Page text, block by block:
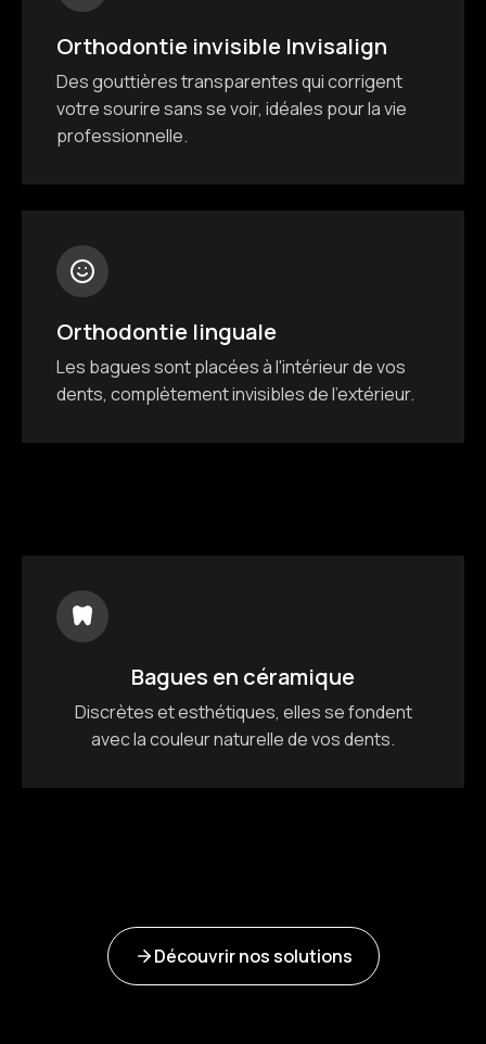
Orthodontie invisible Invisalign
Des gouttières transparentes qui corrigent
votre sourire sans se voir, idéales pour la vie
professionnelle.
Orthodontie linguale
Les bagues sont placées à l'intérieur de vos
dents, complètement invisibles de l'extérieur.
Bagues en céramique
Discrètes et esthétiques, elles se fondent
avec la couleur naturelle de vos dents.
Découvrir nos solutions